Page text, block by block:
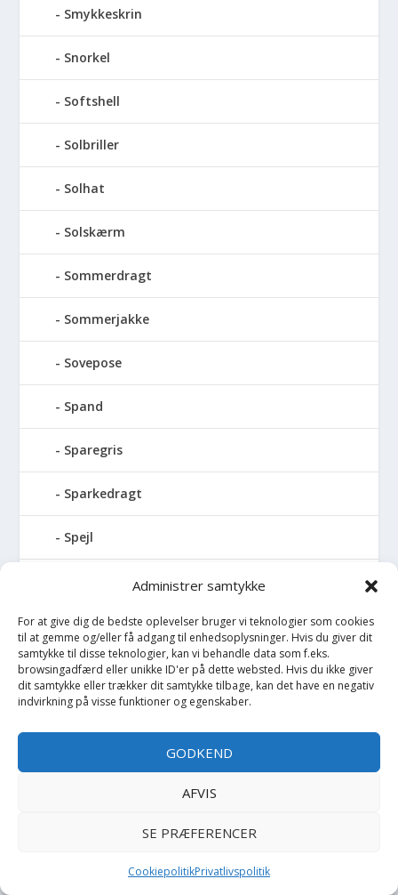
Administrer samtykke
For at give dig de bedste oplevelser bruger vi teknologier som cookies
til at gemme og/eller få adgang til enhedsoplysninger. Hvis du giver dit
samtykke til disse teknologier, kan vi behandle data som f.eks.
browsingadfærd eller unikke ID'er på dette websted. Hvis du ikke giver
dit samtykke eller trækker dit samtykke tilbage, kan det have en negativ
indvirkning på visse funktioner og egenskaber.
GODKEND
AFVIS
SE PRÆFERENCER
CookiepolitikPrivatlivspolitik
Smykkeskrin
Snorkel
Softshell
Solbriller
Solhat
Solskærm
Sommerdragt
Sommerjakke
Sovepose
Spand
Sparegris
Sparkedragt
Spejl
Spilledåse
Spisesæt
Sportstaske